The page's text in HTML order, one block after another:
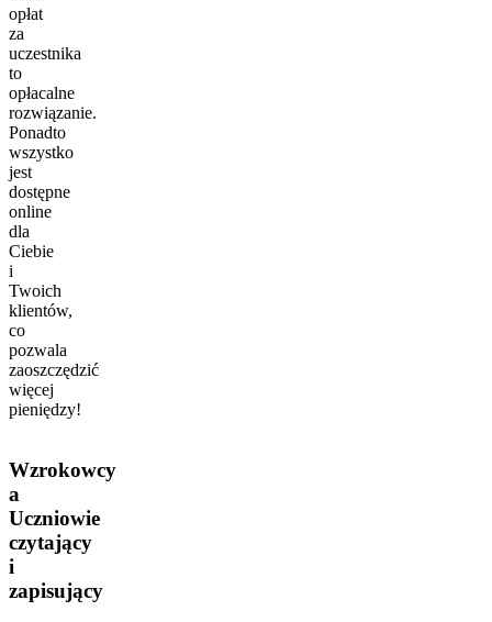
opłat
za
uczestnika
to
opłacalne
rozwiązanie.
Ponadto
wszystko
jest
dostępne
online
dla
Ciebie
i
Twoich
klientów,
co
pozwala
zaoszczędzić
więcej
pieniędzy!
Wzrokowcy
a
Uczniowie
czytający
i
zapisujący